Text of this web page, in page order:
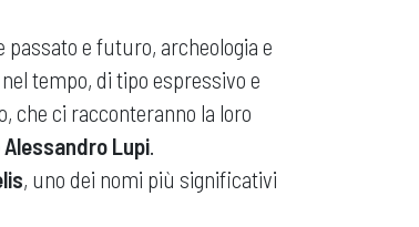
passato e futuro, archeologia e
tempo, di tipo espressivo e
che ci racconteranno la loro
Alessandro Lupi
, uno dei nomi più significativi